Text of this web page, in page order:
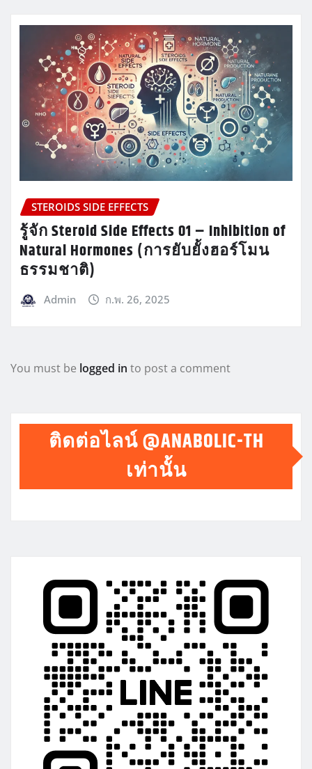
STEROIDS SIDE EFFECTS
รู้จัก Steroid Side Effects 01 – Inhibition of
Natural Hormones (การยับยั้งฮอร์โมน
ธรรมชาติ)
Admin ก.พ. 26, 2025
You must be logged in to post a comment
ติดต่อไลน์ @ANABOLIC-TH
เท่านั้น